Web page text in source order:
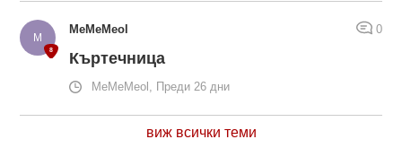
MeMeMeol 0
Къртечница
MeMeMeol, Преди 26 дни
виж всички теми